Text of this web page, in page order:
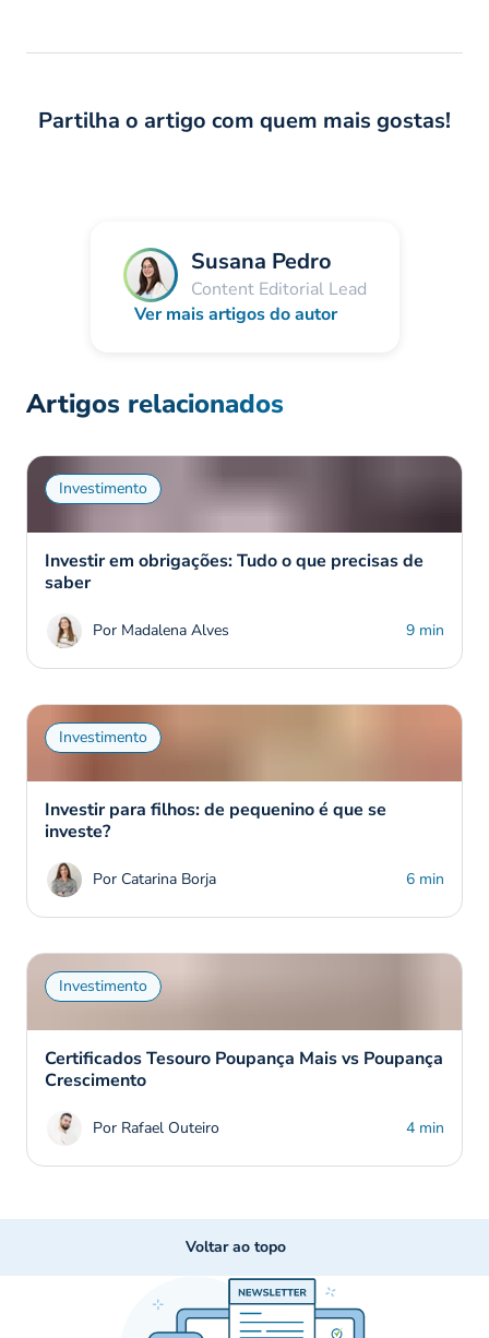
Partilha o artigo com quem mais gostas!
Susana Pedro
Content Editorial Lead
Ver mais artigos do autor
Artigos relacionados
Investimento
Investir em obrigações: Tudo o que precisas de
saber
Por Madalena Alves 9 min
Investimento
Investir para filhos: de pequenino é que se
investe?
Por Catarina Borja 6 min
Investimento
Certificados Tesouro Poupança Mais vs Poupança
Crescimento
Por Rafael Outeiro 4 min
Voltar ao topo